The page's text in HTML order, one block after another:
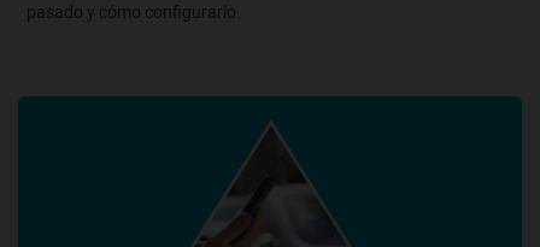
pasado y cómo configurarlo.